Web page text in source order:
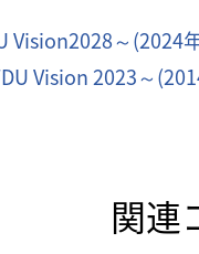
Vision2028～(2024
Vision 2023～
関連